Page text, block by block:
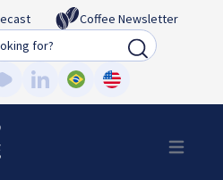
Coffee Newsletter